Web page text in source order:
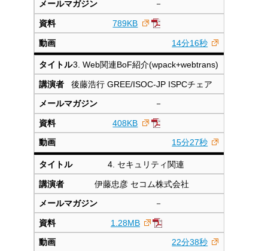
－
789KB
14分16秒
3. Web関連BoF紹介(wpack+webtrans)
後藤浩行 GREE/ISOC-JP ISPCチェア
－
408KB
15分27秒
4. セキュリティ関連
伊藤忠彦 セコム株式会社
－
1.28MB
22分38秒